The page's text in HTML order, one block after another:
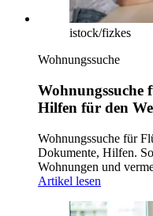
istock/fizkes
Wohnungssuche
Hilfen für den
Wohnungssuche für
Dokumente, Hilfen.
Wohnungen und
Artikel lesen